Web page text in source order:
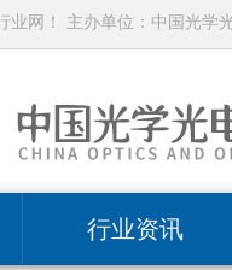
业网！ 主办单位：中国光学
行业资讯